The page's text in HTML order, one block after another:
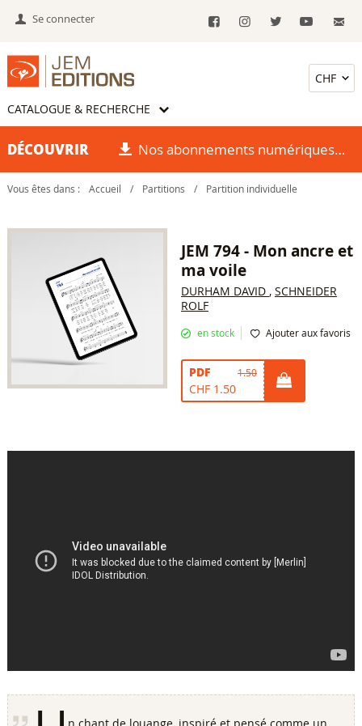
Se connecter
CATALOGUE & RECHERCHE
DÉCOUVRIR Nos abonnements numériques
Vous êtes dans : Accueil / Partitions / Partition individuelle
JEM 794 - Mon ancre et
ma voile
DURHAM DAVID , SCHNEIDER
ROLF
en stock Ajouter aux favoris
PDF 1.50
CHF 1.50